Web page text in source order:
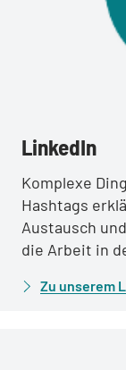
:LinkedIn
Komplexe
Hashtags
Austausch
die Arbeit in
Zu unserem